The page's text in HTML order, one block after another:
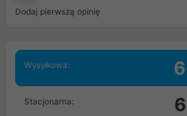
Dodaj pierwszą opinię
Wysyłkowa:
Stacjonarna: